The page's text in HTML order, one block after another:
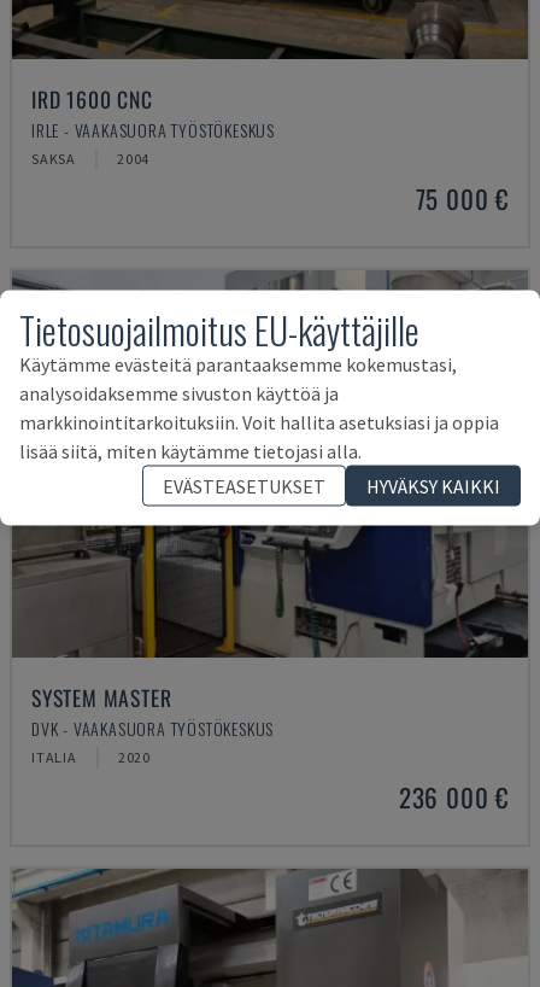
IRD 1600 CNC
IRLE - VAAKASUORA TYÖSTÖKESKUS
SAKSA 2004
75 000 €
SYSTEM MASTER
DVK - VAAKASUORA TYÖSTÖKESKUS
ITALIA 2020
236 000 €
Tietosuojailmoitus EU-käyttäjille
Käytämme evästeitä parantaaksemme kokemustasi,
analysoidaksemme sivuston käyttöä ja
markkinointitarkoituksiin. Voit hallita asetuksiasi ja oppia
lisää siitä, miten käytämme tietojasi alla.
EVÄSTEASETUKSET
HYVÄKSY KAIKKI